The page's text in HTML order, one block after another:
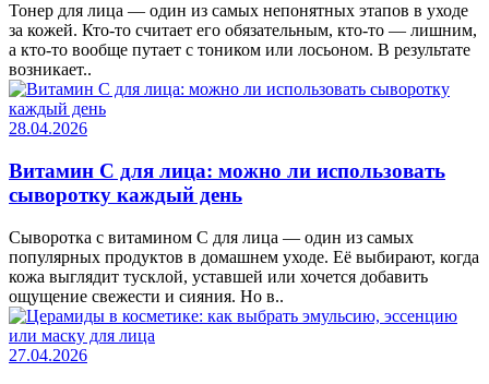
Тонер для лица — один из самых непонятных этапов в уходе
за кожей. Кто-то считает его обязательным, кто-то — лишним,
а кто-то вообще путает с тоником или лосьоном. В результате
возникает..
28.04.2026
Витамин C для лица: можно ли использовать
сыворотку каждый день
Сыворотка с витамином C для лица — один из самых
популярных продуктов в домашнем уходе. Её выбирают, когда
кожа выглядит тусклой, уставшей или хочется добавить
ощущение свежести и сияния. Но в..
27.04.2026